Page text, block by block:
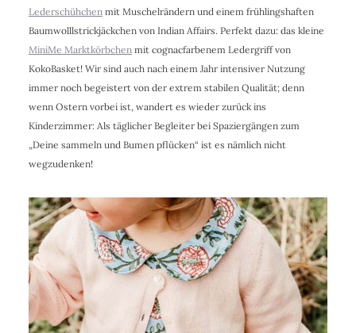
Lederschühchenmit Muschelrändern und einem frühlingshaften
Baumwolllstrickjäckchen von Indian Affairs. Perfekt dazu: das kleine
MiniMe Marktkörbchenmit cognacfarbenem Ledergriff von
KokoBasket! Wir sind auch nach einem Jahr intensiver Nutzung
immer noch begeistert von der extrem stabilen Qualität; denn
wenn Ostern vorbei ist, wandert es wieder zurück ins
Kinderzimmer: Als täglicher Begleiter bei Spaziergängen zum
„Deine sammeln und Bumen pflücken“ ist es nämlich nicht
wegzudenken!